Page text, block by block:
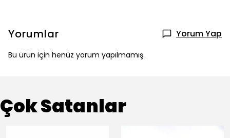
Yorumlar Yorum Yap
Bu ürün için henüz yorum yapılmamış.
Çok Satanlar